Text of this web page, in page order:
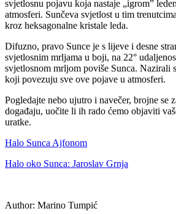
svjetlosnu pojavu koja nastaje „igrom”
atmosferi. Sunčeva svjetlost u tim
kroz heksagonalne kristale leda.
Difuzno, pravo Sunce je s lijeve i desne
svjetlosnim mrljama u boji, na 22°
svjetlosnom mrljom poviše Sunca. Nazirali
koji povezuju sve ove pojave u atmosferi.
Pogledajte nebo ujutro i navečer, brojne se
događaju, uočite li ih rado ćemo objaviti
uratke.
Halo Sunca Ajfonom
Halo oko Sunca: Jaroslav Grnja
Author: Marino Tumpić